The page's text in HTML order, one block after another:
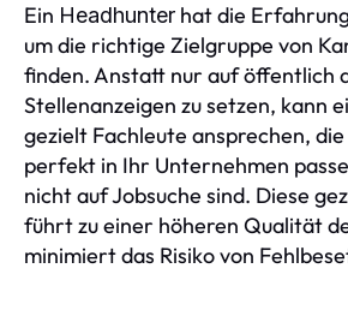
Ein Headhunter hat die
um die richtige Zielgruppe von
finden. Anstatt nur auf öffentlich
Stellenanzeigen zu setzen, kann
gezielt Fachleute ansprechen,
perfekt in Ihr Unternehmen
nicht auf Jobsuche sind. Diese
führt zu einer höheren Qualität
minimiert das Risiko von